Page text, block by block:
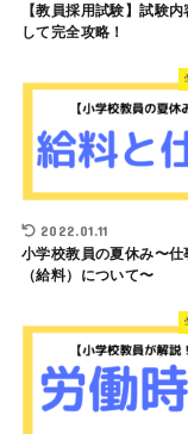
【教員採用試験】試験
して完全攻略！
2022.01.11
小学校教員の夏休み〜仕
（給料）について〜